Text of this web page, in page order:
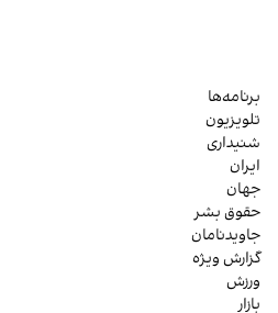
برنامه‌ها
تلویزیون
شنیداری
ایران
جهان
حقوق بشر
جاویدنامان
گزارش ویژه
ورزش
بازار